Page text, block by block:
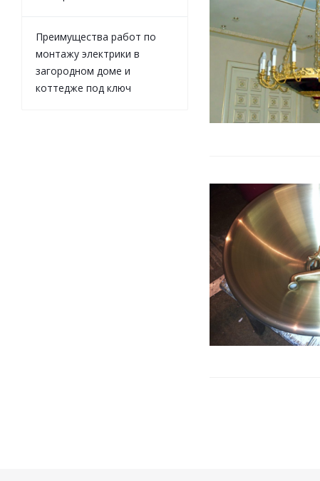
Преимущества работ по
монтажу электрики в
загородном доме и
коттедже под ключ